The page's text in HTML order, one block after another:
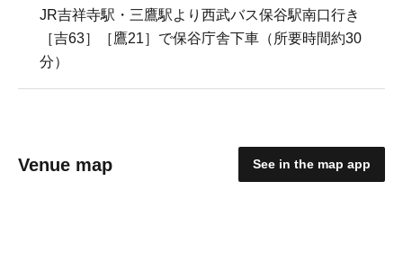
JR吉祥寺駅・三鷹駅より西武バス保谷駅南口行き
［吉63］［鷹21］で保谷庁舎下車（所要時間約30
分）
Venue map See in the map app